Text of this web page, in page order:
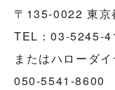
〒135-0022 東京
TEL：03-5245-
またはハローダ
050-5541-8600